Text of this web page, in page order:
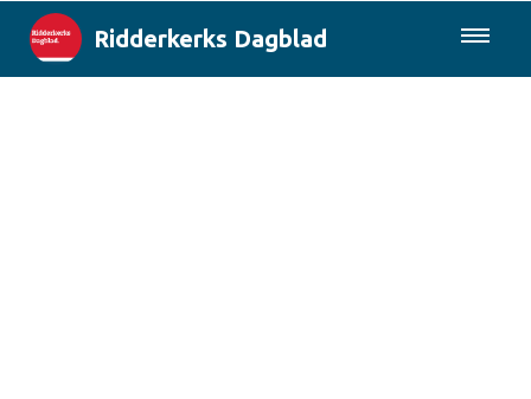
Ridderkerks Dagblad